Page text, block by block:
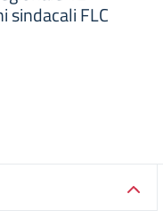
sindacali FLC